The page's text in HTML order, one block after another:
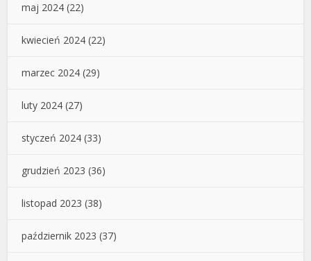
maj 2024 (22)
kwiecień 2024 (22)
marzec 2024 (29)
luty 2024 (27)
styczeń 2024 (33)
grudzień 2023 (36)
listopad 2023 (38)
październik 2023 (37)